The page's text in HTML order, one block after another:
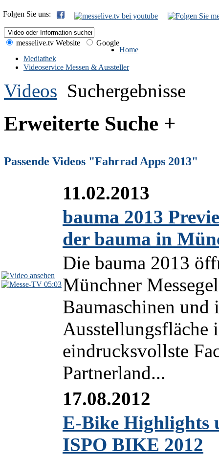
Folgen Sie uns:
messelive.tv Website
Google
Home
Mediathek
Videoservice Messen & Aussteller
Videos Suchergebnisse
Erweiterte Suche +
Passende Videos "Fahrrad Apps 2013"
05:03
11.02.2013
bauma 2013
der bauma in
Die bauma 2013
Münchner
Baumaschinen und
Ausstellungsfläche
eindrucksvollste
Partnerland...
17.08.2012
E-Bike Highlights
ISPO BIKE 2012